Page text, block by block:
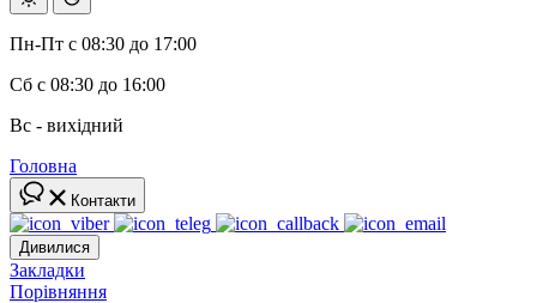
Пн-Пт с 08:30 до 17:00
Сб с 08:30 до 16:00
Вс - вихідний
Головна
Контакти
Дивилися
Закладки
Порівняння